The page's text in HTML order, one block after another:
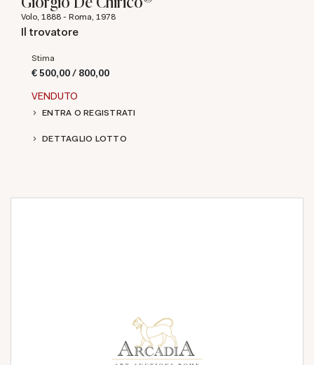
Volo, 1888 - Roma, 1978
Il trovatore
Stima
€ 500,00 / 800,00
VENDUTO
ENTRA O REGISTRATI
DETTAGLIO LOTTO